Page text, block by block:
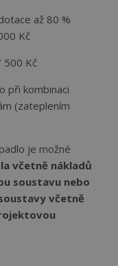
až 80 %
Kč
500 Kč
při kombinaci
(zateplením
je možné
včetně nákladů
soustavu nebo
včetně